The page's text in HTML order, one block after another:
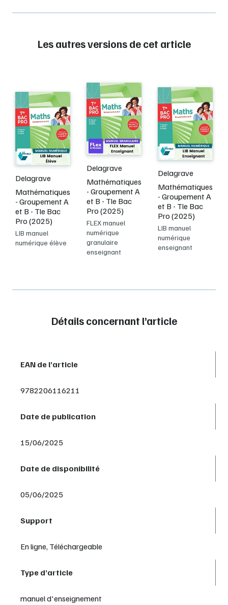
Les autres versions de cet article
Delagrave
Mathématiques
- Groupement A
et B - Tle Bac
Pro (2025)
LIB manuel
numérique élève
Delagrave
Mathématiques
- Groupement A
et B - Tle Bac
Pro (2025)
FLEX manuel
numérique
granulaire
enseignant
Delagrave
Mathématiques
- Groupement A
et B - Tle Bac
Pro (2025)
LIB manuel
numérique
enseignant
Détails concernant l’article
EAN de l’article
9782206116211
Date de publication
15/06/2025
Date de disponibilité
05/06/2025
Support
En ligne, Téléchargeable
Type d’article
manuel d'enseignement